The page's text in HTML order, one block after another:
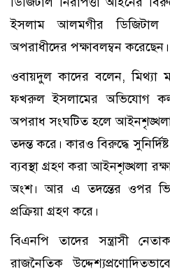
ইসলাম আলমগীর ডিজিটাল
অপরাধীদের পক্ষাবলম্বন করেছেন।
ওবায়দুল কাদের বলেন, মিথ্যা
ফখরুল ইসলামের অভিযোগ
অপরাধ সংঘটিত হলে আইনশৃঙ্খলা
তদন্ত করে। কারও বিরুদ্ধে
ব্যবস্থা গ্রহণ করা আইনশৃঙ্খলা
অংশ। আর এ তদন্তের ওপর
প্রক্রিয়া গ্রহণ করে।
বিএনপি তাদের সন্ত্রাসী
রাজনৈতিক